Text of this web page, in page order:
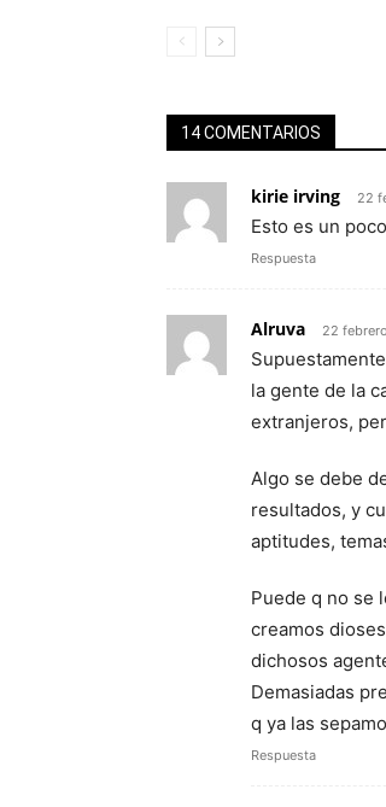
14 COMENTARIOS
kirie irving 22
Esto es un
Respuesta
Alruva 22
la gente de la
extranjeros,
Algo se debe
resultados, y
aptitudes,
Puede q no se
creamos
dichosos
Demasiadas
q ya las
Respuesta